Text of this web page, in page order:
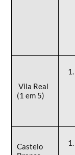
Vila Real
(1 em 5)
Castelo